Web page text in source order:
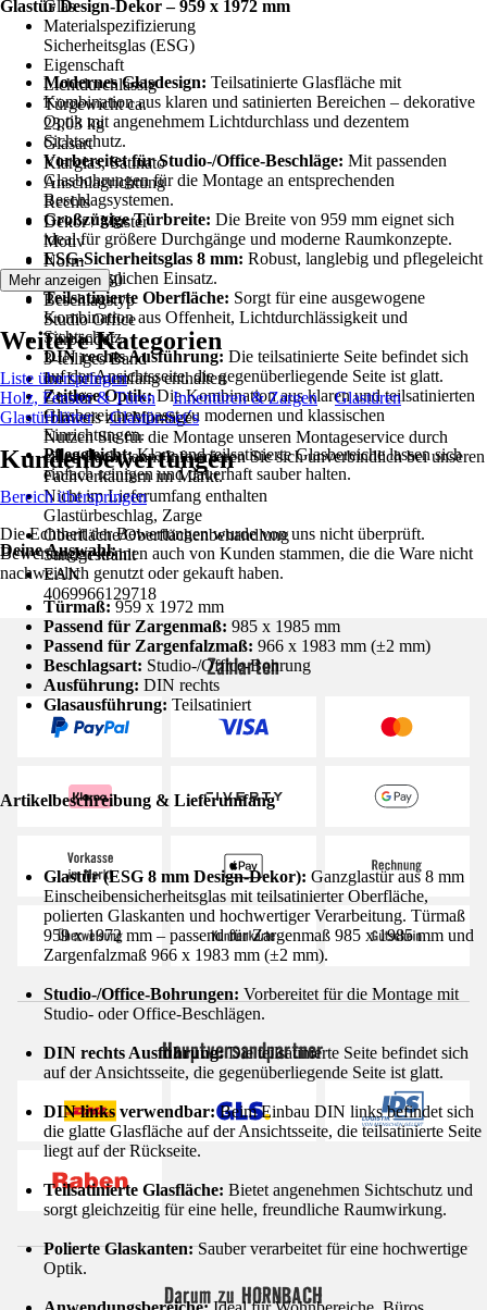
Glas
Materialspezifizierung
Sicherheitsglas (ESG)
Eigenschaft
Lichtdurchlässig
Türgewicht ca.
23,03 kg
Glasart
Klarglas, Satinato
Anschlagrichtung
Rechts
Dekor / Muster
Motiv
Norm
DIN 12150
Beschlagstyp
Studio Office
Türbänder
3-teiliges Band
Im Lieferumfang enthalten
Glastür
Hinweis zur Montage
Nutzen Sie für die Montage unseren Montageservice durch
einen Fachmann. Informieren Sie sich unverbindlich bei unseren
Fachverkäufern im Markt.
Nicht im Lieferumfang enthalten
Glastürbeschlag, Zarge
Oberfläche/Oberflächenbehandlung
Sandgestrahlt
EAN
4069966129718
Glastür Design-Dekor – 959 x 1972 mm
Modernes Glasdesign: Teilsatinierte Glasfläche mit
Kombination aus klaren und satinierten Bereichen – dekorative
Optik mit angenehmem Lichtdurchlass und dezentem
Sichtschutz.
Vorbereitet für Studio-/Office-Beschläge: Mit passenden
Glasbohrungen für die Montage an entsprechenden
Beschlagsystemen.
Großzügige Türbreite: Die Breite von 959 mm eignet sich
ideal für größere Durchgänge und moderne Raumkonzepte.
ESG-Sicherheitsglas 8 mm: Robust, langlebig und pflegeleicht
für den täglichen Einsatz.
Teilsatinierte Oberfläche: Sorgt für eine ausgewogene
Kombination aus Offenheit, Lichtdurchlässigkeit und
Sichtschutz.
DIN rechts Ausführung: Die teilsatinierte Seite befindet sich
auf der Ansichtsseite, die gegenüberliegende Seite ist glatt.
Zeitlose Optik:Die Kombination aus klaren und teilsatinierten
Glasbereichen passt zu modernen und klassischen
Einrichtungen.
Pflegeleicht:Klare und teilsatinierte Glasbereiche lassen sich
einfach reinigen und dauerhaft sauber halten.
Deine Auswahl:
Türmaß: 959 x 1972 mm
Passend für Zargenmaß: 985 x 1985 mm
Passend für Zargenfalzmaß: 966 x 1983 mm (±2 mm)
Beschlagsart: Studio-/Office-Bohrung
Ausführung: DIN rechts
Glasausführung: Teilsatiniert
Artikelbeschreibung & Lieferumfang
Glastür (ESG 8 mm Design-Dekor): Ganzglastür aus 8 mm
Einscheibensicherheitsglas mit teilsatinierter Oberfläche,
polierten Glaskanten und hochwertiger Verarbeitung. Türmaß
959 x 1972 mm – passend für Zargenmaß 985 x 1985 mm und
Zargenfalzmaß 966 x 1983 mm (±2 mm).
Studio-/Office-Bohrungen: Vorbereitet für die Montage mit
Studio- oder Office-Beschlägen.
DIN rechts Ausführung:Die teilsatinierte Seite befindet sich
auf der Ansichtsseite, die gegenüberliegende Seite ist glatt.
DIN links verwendbar:Beim Einbau DIN links befindet sich
die glatte Glasfläche auf der Ansichtsseite, die teilsatinierte Seite
liegt auf der Rückseite.
Teilsatinierte Glasfläche: Bietet angenehmen Sichtschutz und
sorgt gleichzeitig für eine helle, freundliche Raumwirkung.
Polierte Glaskanten:Sauber verarbeitet für eine hochwertige
Optik.
Mehr anzeigen
Weitere Kategorien
Liste überspringen
Holz, Fenster & Türen
Innentüren & Zargen
Glastüren
Glastürblätter
Glastür-Set´s
Kundenbewertungen
Bereich überspringen
Die Echtheit der Bewertungen wurde von uns nicht überprüft.
Bewertungen können auch von Kunden stammen, die die Ware nicht
nachweislich genutzt oder gekauft haben.
Zahlarten
Hauptversandpartner
Darum zu HORNBACH